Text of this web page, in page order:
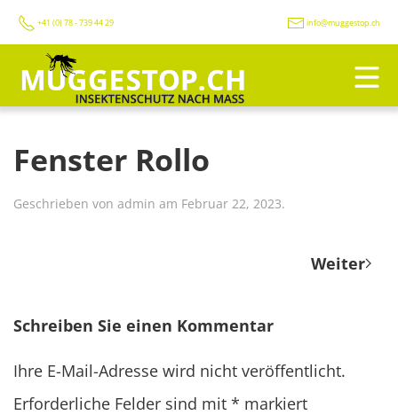
+41 (0) 78 - 739 44 29 info@muggestop.ch
Fenster Rollo
Geschrieben von admin am Februar 22, 2023.
Weiter
Schreiben Sie einen Kommentar
Ihre E-Mail-Adresse wird nicht veröffentlicht.
Erforderliche Felder sind mit * markiert